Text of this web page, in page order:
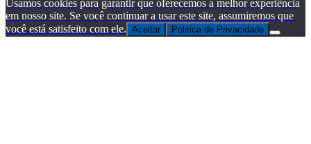
Usamos cookies para garantir que oferecemos a melhor experiência
em nosso site. Se você continuar a usar este site, assumiremos que
você está satisfeito com ele. Aceitar Politica de Privacidade